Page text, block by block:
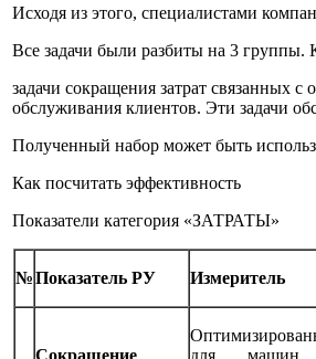
Исходя из этого, специалистами
Все задачи были разбиты на 3 группы.
задачи сокращения затрат связанных
обслуживания клиентов. Эти задачи
Полученный набор может быть
Как посчитать эффективность
Показатели категория «ЗАТРАТЫ»
№Показатель РУ Измеритель